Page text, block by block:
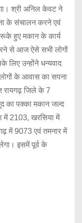
श्री अनिल केवट ने
के संचालन करने एवं
रूके हुए मकान के कार्य
से आज ऐसे सभी लोगों
लिए उन्होंने धन्यवाद
के आवास का सपना
रायगढ़ जिले के 7
का पक्का मकान जल्द
में 2103, खरसिया में
में 9073 एवं तमनार में
इसमें पूर्व के